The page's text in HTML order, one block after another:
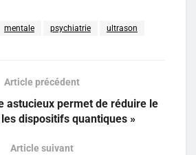
mentale psychiatrie ultrason
Article précédent
astucieux permet de réduire le
dispositifs quantiques »
Article suivant